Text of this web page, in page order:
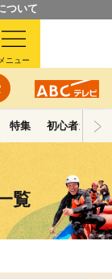
ついて
メニュー
特集 初心者ガイド
覧